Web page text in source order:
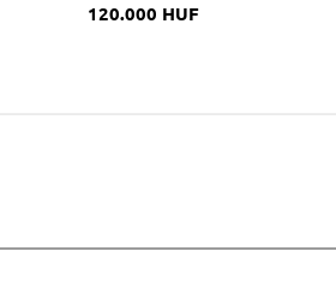
120.000 HUF